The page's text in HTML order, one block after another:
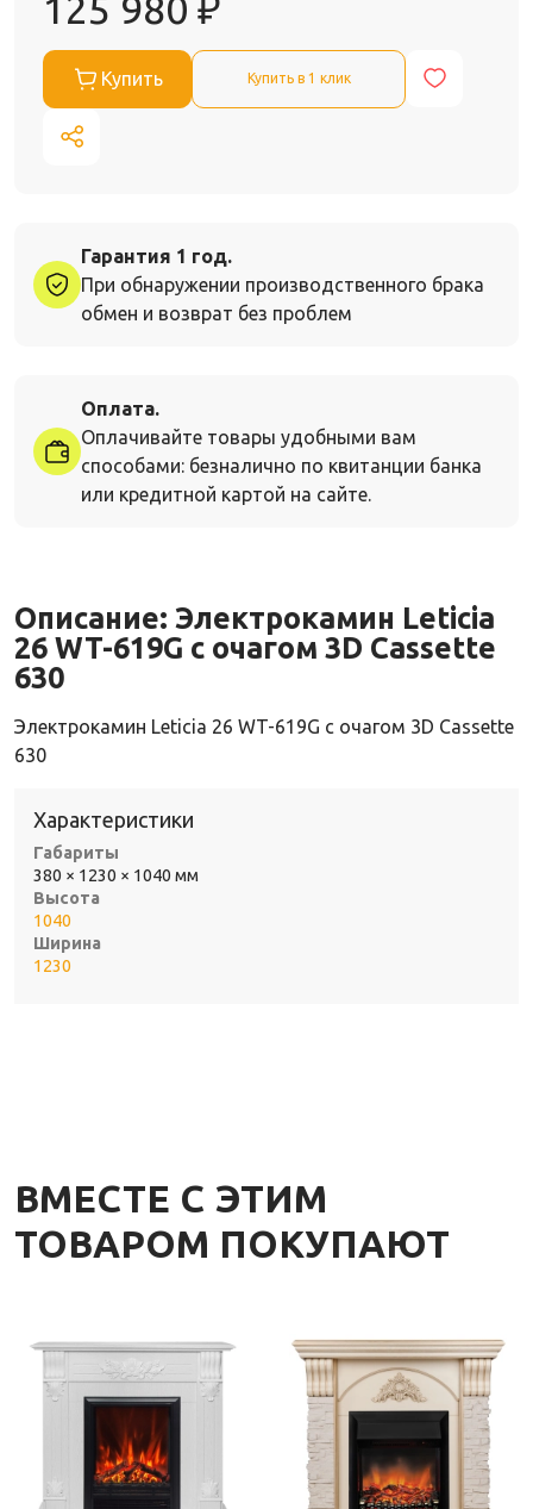
Купить Купить в 1 клик
Гарантия 1 год.
При обнаружении производственного брака
обмен и возврат без проблем
Оплата.
Оплачивайте товары удобными вам
способами: безналично по квитанции банка
или кредитной картой на сайте.
Описание: Электрокамин Leticia
26 WT-619G с очагом 3D Cassette
630
Электрокамин Leticia 26 WT-619G с очагом 3D Cassette
630
Характеристики
Габариты
380 × 1230 × 1040 мм
Высота
1040
Ширина
1230
ВМЕСТЕ С ЭТИМ
ТОВАРОМ ПОКУПАЮТ